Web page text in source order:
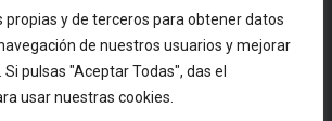
propias y de terceros para obtener datos
de nuestros usuarios y mejorar
pulsas "Aceptar Todas", das el
usar nuestras cookies.
Overa: Av. Dr. Jiménez Díaz 31-